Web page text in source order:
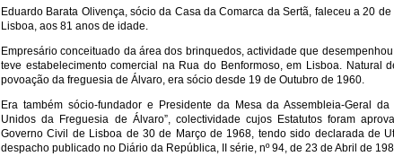
Eduardo Barata Olivença, sócio da Casa da Comarca da Sertã, faleceu a 20
Lisboa, aos 81 anos de idade.
Empresário conceituado da área dos brinquedos, actividade que
teve estabelecimento comercial na Rua do Benformoso, em Lisboa. Natural
povoação da freguesia de Álvaro, era sócio desde 19 de Outubro de 1960.
Era também sócio-fundador e Presidente da Mesa da Assembleia-Geral
Unidos da Freguesia de Álvaro”, colectividade cujos Estatutos foram
Governo Civil de Lisboa de 30 de Março de 1968, tendo sido declarada de
despacho publicado no Diário da República, II série, nº 94, de 23 de Abril de